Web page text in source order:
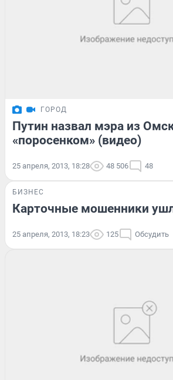
ГОРОД
Путин назвал мэра из
«поросенком» (видео)
25 апреля, 2013, 18:28 48 506 48
БИЗНЕС
Карточные мошенники
25 апреля, 2013, 18:23 125 Обсудить